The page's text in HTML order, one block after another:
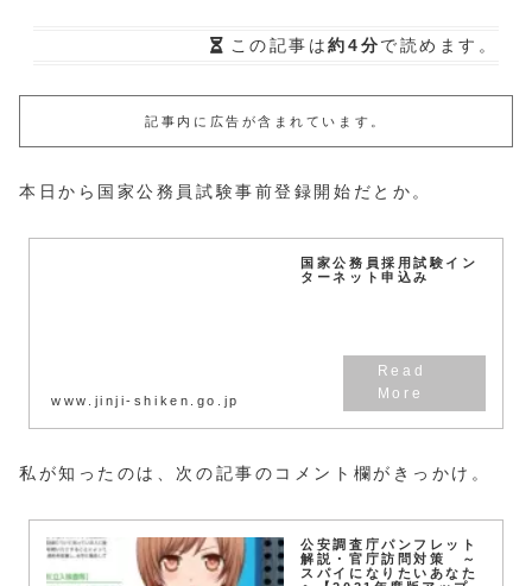
この記事は約4分で読めます。
記事内に広告が含まれています。
本日から国家公務員試験事前登録開始だとか。
国家公務員採用試験イン
ターネット申込み
www.jinji-shiken.go.jp
私が知ったのは、次の記事のコメント欄がきっかけ。
公安調査庁パンフレット
解説・官庁訪問対策 ～
スパイになりたいあなた